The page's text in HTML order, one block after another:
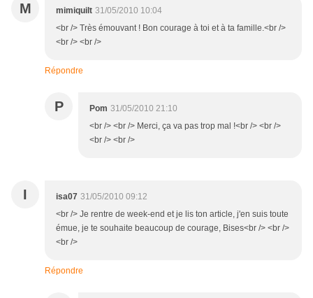
M mimiquilt 31/05/2010 10:04
<br /> Très émouvant ! Bon courage à toi et à ta famille.<br />
<br /> <br />
Répondre
P Pom 31/05/2010 21:10
<br /> <br /> Merci, ça va pas trop mal !<br /> <br />
<br /> <br />
I isa07 31/05/2010 09:12
<br /> Je rentre de week-end et je lis ton article, j'en suis toute
émue, je te souhaite beaucoup de courage, Bises<br /> <br />
<br />
Répondre